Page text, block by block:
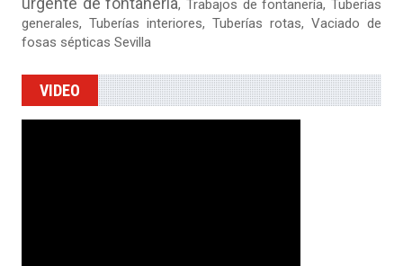
, Trabajos de fontanería, Tuberías
generales, Tuberías interiores, Tuberías rotas, Vaciado de
fosas sépticas Sevilla
VIDEO